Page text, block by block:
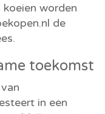
worden
de
toekomst
in een